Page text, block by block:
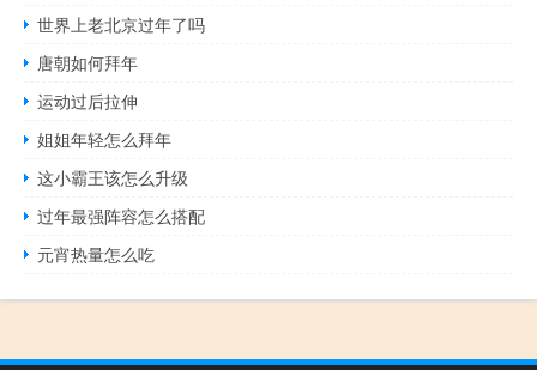
世界上老北京过年了吗
唐朝如何拜年
运动过后拉伸
姐姐年轻怎么拜年
这小霸王该怎么升级
过年最强阵容怎么搭配
元宵热量怎么吃